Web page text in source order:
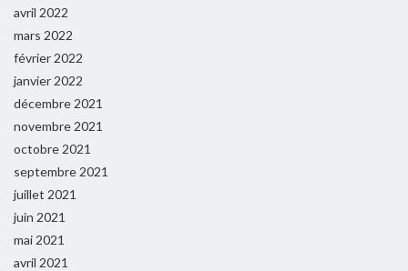
avril 2022
mars 2022
février 2022
janvier 2022
décembre 2021
novembre 2021
octobre 2021
septembre 2021
juillet 2021
juin 2021
mai 2021
avril 2021